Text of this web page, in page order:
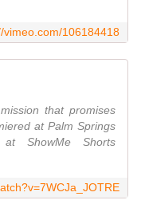
vimeo.com/106184418
that promises
at Palm Springs
ShowMe Shorts